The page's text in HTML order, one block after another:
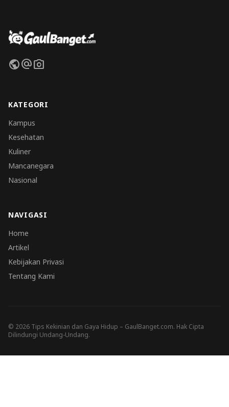
publicalternate_emailphoto_camera
KATEGORI
Kampus
Kesehatan
Kuliner
Mancanegara
Nasional
NAVIGASI
Home
Artikel
Kebijakan Privasi
Tentang Kami
© 2026 Tips Kekinian dan Gaya Hidup – GaulBanget.com. Hak Cipta
Dilindungi Undang-Undang.